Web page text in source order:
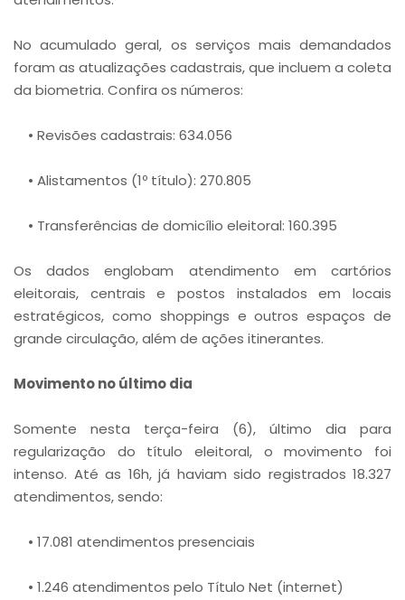
No acumulado geral, os serviços mais demandados
foram as atualizações cadastrais, que incluem a coleta
da biometria. Confira os números:
• Revisões cadastrais: 634.056
• Alistamentos (1º título): 270.805
• Transferências de domicílio eleitoral: 160.395
Os dados englobam atendimento em cartórios
eleitorais, centrais e postos instalados em locais
estratégicos, como shoppings e outros espaços de
grande circulação, além de ações itinerantes.
Movimento no último dia
Somente nesta terça-feira (6), último dia para
regularização do título eleitoral, o movimento foi
intenso. Até as 16h, já haviam sido registrados 18.327
atendimentos, sendo:
• 17.081 atendimentos presenciais
• 1.246 atendimentos pelo Título Net (internet)